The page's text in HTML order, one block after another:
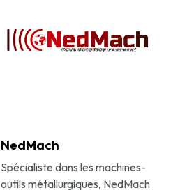
NedMach
Spécialiste dans les machines-
outils métallurgiques, NedMach